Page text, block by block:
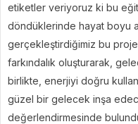
etiketler veriyoruz ki bu
döndüklerinde hayat boyu
gerçekleştirdiğimiz bu
farkındalık oluşturarak,
birlikte, enerjiyi doğru
güzel bir gelecek inşa
değerlendirmesinde